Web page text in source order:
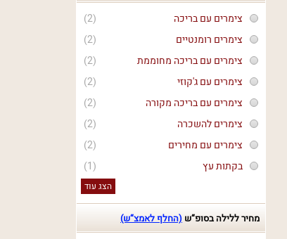
(2)
צימרים עם בריכה
(2)
צימרים רומנטיים
(2)
צימרים עם בריכה מחוממת
(2)
צימרים עם ג'קוזי
(2)
צימרים עם בריכה מקורה
(2)
צימרים להשכרה
(2)
צימרים עם מחירים
(1)
בקתות עץ
הצג עוד
מחיר ללילה בסופ“ש (החלף לאמצ“ש)